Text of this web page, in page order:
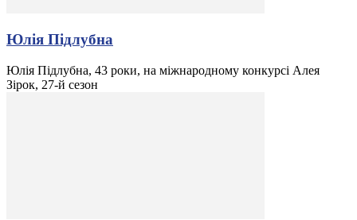
Юлія Підлубна
Юлія Підлубна, 43 роки, на міжнародному конкурсі Алея
Зірок, 27-й сезон